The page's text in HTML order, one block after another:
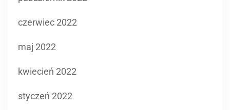
czerwiec 2022
maj 2022
kwiecień 2022
styczeń 2022